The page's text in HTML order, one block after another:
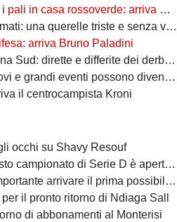
casa rossoverde: arriva Victor De Caro
una querelle triste e senza vincitori
arriva Bruno Paladini
dirette e differite dei derby più attesi
eventi possono diventare opportunità
il centrocampista Kroni
occhi su Shavy Resouf
di Serie D è aperto a tutti"
arrivare il prima possibile alla salvezza"
il pronto ritorno di Ndiaga Sall
di abbonamenti al Monterisi